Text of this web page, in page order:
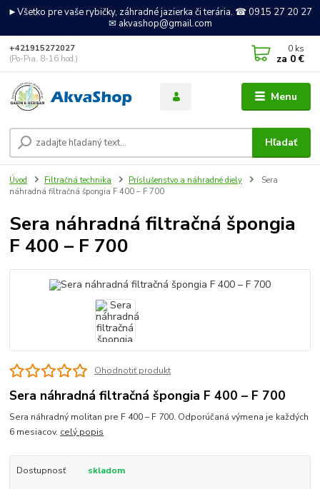
►Všetko pre vaše rybičky, záhradné jazierka či terária. ☎ 0915 27 20 27
✉ akvashop@gmail.com
Menu
Hľadať
+421915272027
(Po-Pia, 8-16 hod.)
0 ks
za 0 €
Úvod Filtračná technika Príslušenstvo a náhradné diely
Sera
náhradná filtračná špongia F 400 – F 700
Sera náhradná filtračná špongia
F 400 – F 700
Ohodnotiť produkt
Sera náhradná filtračná špongia F 400 – F 700
Sera náhradný molitan pre F 400 – F 700. Odporúčaná výmena je každých
6 mesiacov. celý popis
Dostupnosť skladom